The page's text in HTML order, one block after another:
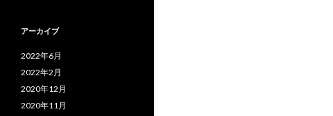
アーカイブ
2022年6月
2022年2月
2020年12月
2020年11月